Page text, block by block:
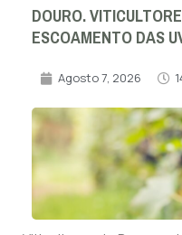
DOURO.
ESCOAMENTO DAS
Agosto 7, 2026